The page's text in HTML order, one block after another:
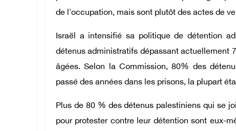
de l'occupation, mais sont plutôt des actes de
Israël a intensifié sa politique de détention
détenus administratifs dépassant actuellement
âgées. Selon la Commission, 80% des
passé des années dans les prisons, la plupart
Plus de 80 % des détenus palestiniens qui se
pour protester contre leur détention sont eux-